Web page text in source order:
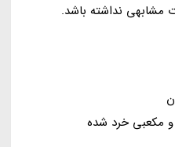
مشابهی نداشته باشد.